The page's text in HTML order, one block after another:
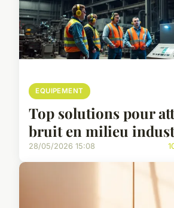
EQUIPEMENT
Top solutions pour
bruit en milieu
28/05/2026 15:08